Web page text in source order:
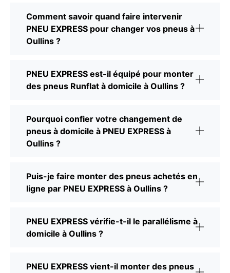
Comment savoir quand faire intervenir
PNEU EXPRESS pour changer vos pneus à
Oullins ?
PNEU EXPRESS est-il équipé pour monter
des pneus Runflat à domicile à Oullins ?
Pourquoi confier votre changement de
pneus à domicile à PNEU EXPRESS à
Oullins ?
Puis-je faire monter des pneus achetés en
ligne par PNEU EXPRESS à Oullins ?
PNEU EXPRESS vérifie-t-il le parallélisme à
domicile à Oullins ?
PNEU EXPRESS vient-il monter des pneus